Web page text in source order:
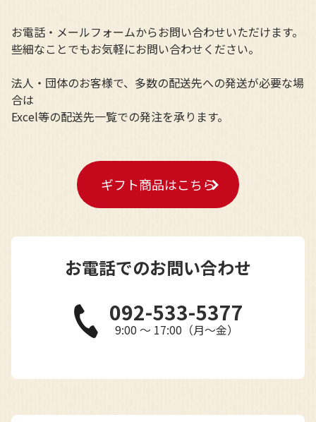
お電話・メールフォームからお問い合わせいただけます。
些細なことでもお気軽にお問い合わせください。
法人・団体のお客様で、多数の配送先への発送が必要な場
合は
Excel等の配送先一覧での発注を承ります。
ギフト商品はこちら
お電話でのお問い合わせ
092-533-5377